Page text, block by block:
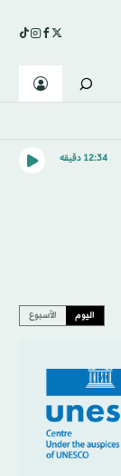
12:34 دقيقه
اليوم الأسبوع